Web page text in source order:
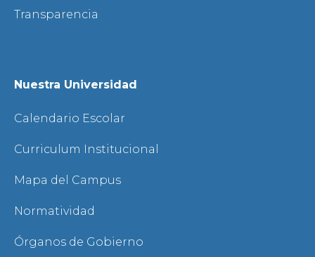
Transparencia
Nuestra Universidad
Calendario Escolar
Curriculum Institucional
Mapa del Campus
Normatividad
Órganos de Gobierno